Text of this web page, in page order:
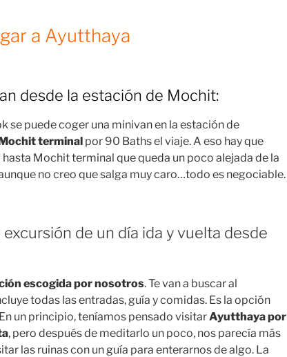
a Ayutthaya
desde la estación de Mochit:
se puede coger una minivan en la estación de
terminal por 90 Baths el viaje. A eso hay que
Mochit terminal que queda un poco alejada de la
no creo que salga muy caro…todo es negociable.
de un día ida y vuelta desde
escogida por nosotros. Te van a buscar al
todas las entradas, guía y comidas. Es la opción
un principio, teníamos pensado visitarAyutthaya por
, pero después de meditarlo un poco, nos parecía más
las ruinas con un guía para enterarnos de algo. La